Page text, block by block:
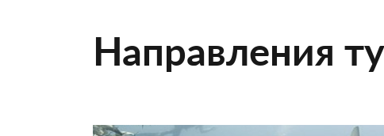
Направления